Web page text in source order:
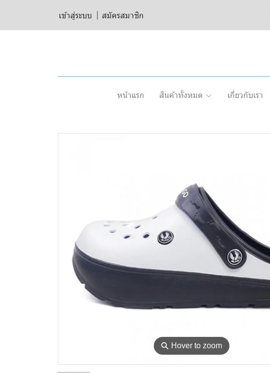
เข้าสู่ระบบ สมัครสมาชิก
หน้าแรก สินค้าทั้งหมด เกี่ยวกับเรา
⚲ Hover to zoom